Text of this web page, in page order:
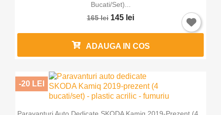
Bucati/set)...
165 lei 145 lei
ADAUGA IN COS
-20 LEI